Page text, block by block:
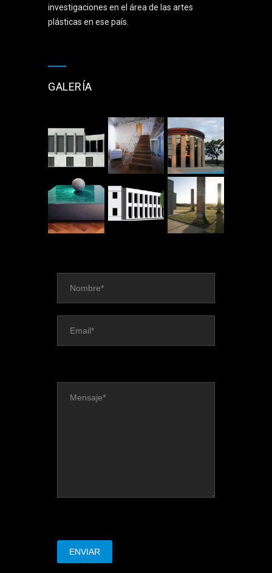
investigaciones en el área de las artes
plásticas en ese país.
GALERÍA